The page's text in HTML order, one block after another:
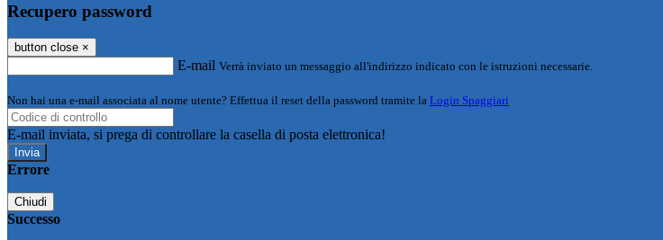
Recupero password
button close ×
E-mail Verrà inviato un messaggio all'indirizzo indicato con le istruzioni necessarie.
Non hai una e-mail associata al nome utente? Effettua il reset della password tramite la Login Spaggiari
E-mail inviata, si prega di controllare la casella di posta elettronica!
Errore
Chiudi
Successo